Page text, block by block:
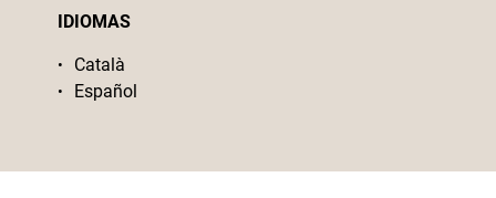
IDIOMAS
Català
Español